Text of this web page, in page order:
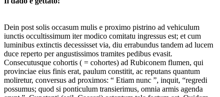
Dein post solis occasum mulis e proximo pistrino ad vehiculum
iunctis occultissimum iter modico comitatu ingressus est; et cum
luminibus extinctis decessisset via, diu errabundus tandem ad lucem
duce reperto per angustissimos tramites pedibus evasit.
Consecutusque cohortis ( = cohortes) ad Rubiconem flumen, qui
provinciae eius finis erat, paulum constitit, ac reputans quantum
moliretur, conversus ad proximos: “ Etiam nunc ”, inquit, “regredi
possumus; quod si ponticulum transierimus, omnia armis agenda